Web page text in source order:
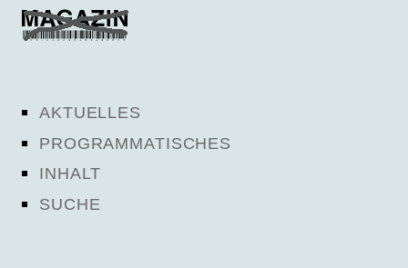
AKTUELLES
PROGRAMMATISCHES
INHALT
SUCHE